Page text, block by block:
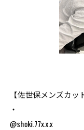
【佐世保メンズカッ
・
@shoki.77x.x.x